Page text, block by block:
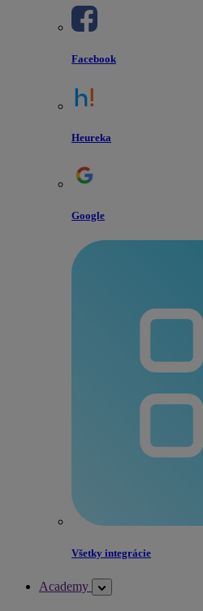
Facebook
Heureka
Google
Všetky integrácie
Academy